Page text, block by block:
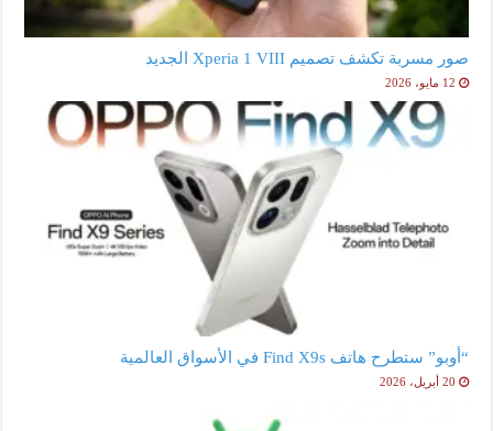
صور مسربة تكشف تصميم Xperia 1 VIII الجديد
12 مايو، 2026
“أوبو” ستطرح هاتف Find X9s في الأسواق العالمية
20 أبريل، 2026